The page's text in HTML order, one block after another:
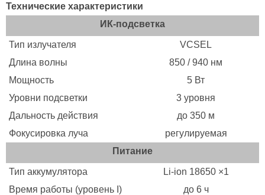
Технические характеристики
ИК-подсветка
Тип излучателя
VCSEL
Длина волны
850 / 940 нм
Мощность
5 Вт
Уровни подсветки
3 уровня
Дальность действия
до 350 м
Фокусировка луча
регулируемая
Питание
Тип аккумулятора
Li-ion 18650 ×1
Время работы (уровень I)
до 6 ч